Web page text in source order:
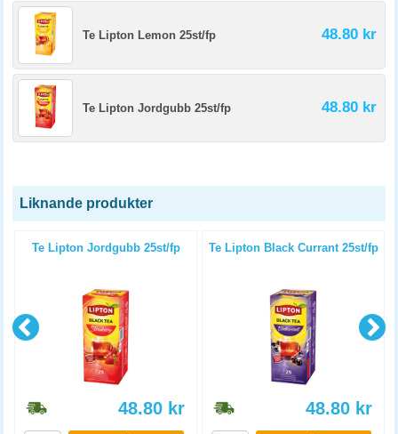
Te Lipton Lemon 25st/fp 48.80 kr
Te Lipton Jordgubb 25st/fp 48.80 kr
Liknande produkter
Te Lipton Jordgubb 25st/fp
48.80 kr
Te Lipton Black Currant 25st/fp
48.80 kr